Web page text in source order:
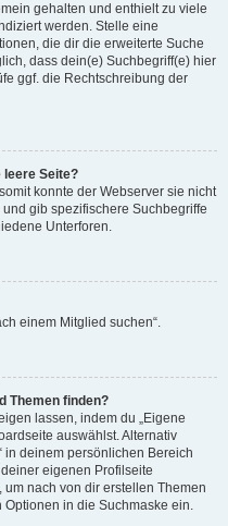
gehalten und enthielt zu viele
werden. Stelle eine
die dir die erweiterte Suche
dass dein(e) Suchbegriff(e) hier
ggf. die Rechtschreibung der
leere Seite?
konnte der Webserver sie nicht
gib spezifischere Suchbegriffe
Unterforen.
einem Mitglied suchen“.
Themen finden?
lassen, indem du „Eigene
auswählst. Alternativ
in deinem persönlichen Bereich
eigenen Profilseite
nach von dir erstellen Themen
in die Suchmaske ein.